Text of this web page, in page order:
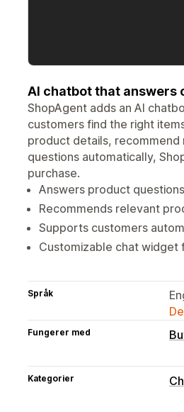
AI chatbot that answers
ShopAgent adds an AI
customers find the right
product details, recommend
questions automatically,
purchase.
Answers product
Recommends relevant
Supports customers
Customizable chat
Språk
Fungerer med
Kategorier